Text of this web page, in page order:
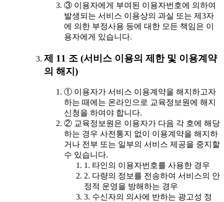
③ 이용자에게 부여된 이용자번호에 의하여
발생되는 서비스 이용상의 과실 또는 제3자
에 의한 부정사용 등에 대한 모든 책임은 이
용자에게 있습니다.
제 11 조 (서비스 이용의 제한 및 이용계약
의 해지)
① 이용자가 서비스 이용계약을 해지하고자
하는 때에는 온라인으로 교육정보원에 해지
신청을 하여야 합니다.
② 교육정보원은 이용자가 다음 각 호에 해당
하는 경우 사전통지 없이 이용계약을 해지하
거나 전부 또는 일부의 서비스 제공을 중지할
수 있습니다.
1. 타인의 이용자번호를 사용한 경우
2. 다량의 정보를 전송하여 서비스의 안
정적 운영을 방해하는 경우
3. 수신자의 의사에 반하는 광고성 정